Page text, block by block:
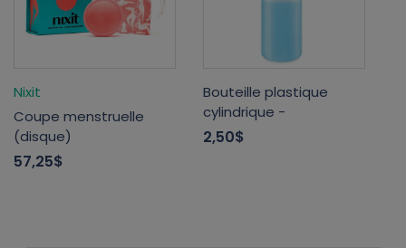
Nixit
Coupe menstruelle
(disque)
57,25$
Bouteille plastique
cylindrique -
2,50$